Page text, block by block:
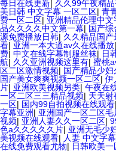
每日在线更新| 久久99午夜精
美日韩 中文字幕 一区二区| 青
费一区二区| 亚洲精品伦理中文
品久久久久中文第一幕| 国产综
源免费播放日韩| 久久精品国产
看| 亚洲一本大道av久在线播放|
费| 中文在线字幕制服丝袜| 日
航| 久久亚洲视频这里有| 蜜桃
区二区激情视频| 国产精品少妇
国产美女爽爽视频一区二区| 伊
片| 亚洲欧美视频另类| 午夜在
一区二区三三精品视频| 天天射
一区| 国内99自拍视频在线观看|
字幕亚洲| 亚洲国产一区二区毛
视频| 亚洲人妻久久一区二区|
色a久久久久久片| 亚洲无毛少
美视频在线观看| 人妻 中文字
在线免费观看尤物| 日韩欧美